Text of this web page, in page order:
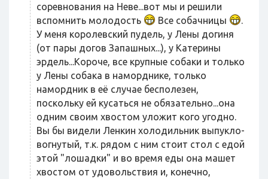
соревнования на Неве...вот мы и решили
вспомнить молодость
Все собачницы
.
У меня королевский пудель, у Лены догиня
(от пары догов Запашных...), у Катерины
эрдель...Короче, все крупные собаки и только
у Лены собака в наморднике, только
намордник в её случае бесполезен,
поскольку ей кусаться не обязательно...она
одним своим хвостом уложит кого угодно.
Вы бы видели Ленкин холодильник выпукло-
вогнутый, т.к. рядом с ним стоит стол с едой
этой "лошадки" и во время еды она машет
хвостом от удовольствия и, конечно,